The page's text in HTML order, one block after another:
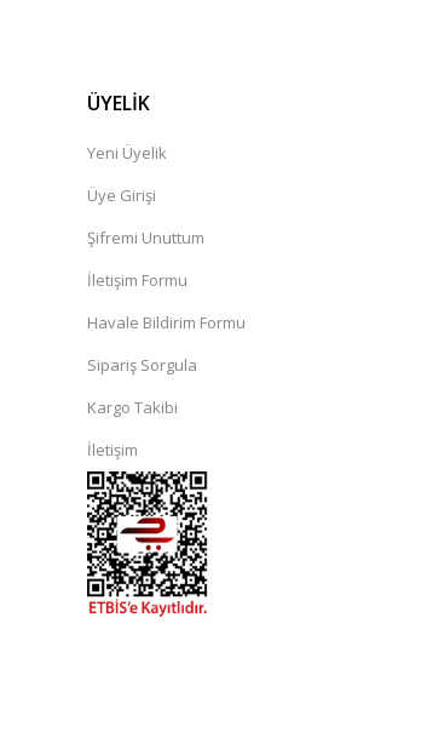
ÜYELİK
Yeni Üyelik
Üye Girişi
Şifremi Unuttum
İletişim Formu
Havale Bildirim Formu
Sipariş Sorgula
Kargo Takibi
İletişim